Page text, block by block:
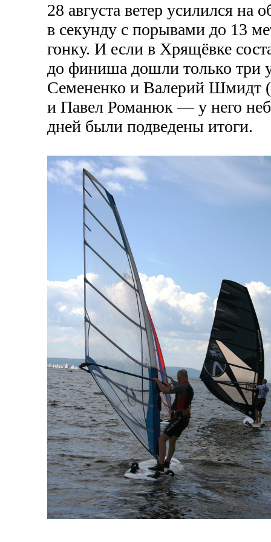
28 августа ветер усилился на
в секунду с порывами до 13
гонку. И если в Хрящёвке
до финиша дошли только три
Семененко и Валерий Шмидт
и Павел Романюк — у него
дней были подведены итоги.